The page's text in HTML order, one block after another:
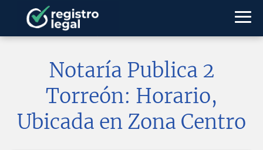
Notaría Publica 2
Torreón: Horario,
Ubicada en Zona Centro